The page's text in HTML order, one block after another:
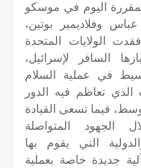
اليوم في موسكو
وفلاديمير بوتين،
الولايات المتحدة
السافر لإسرائيل،
في عملية السلام
تعاظم فيه الدور
فيما تسعى القيادة
الجهود المتواصلة
التي يقوم بها
جديدة خاصة بعملية